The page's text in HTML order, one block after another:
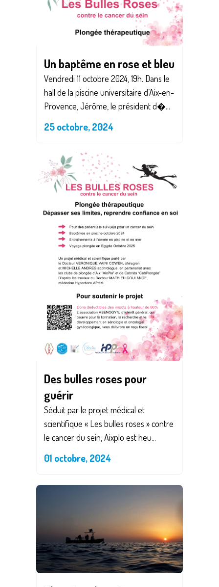
Un baptême en rose et bleu
Vendredi 11 octobre 2024, 19h. Dans le
hall de la piscine universitaire d’Aix-en-
Provence, Jérôme, le président d�...
25 octobre, 2024
Des bulles roses pour
guérir
Séduit par le projet médical et
scientifique « Les bulles roses » contre
le cancer du sein, Aixplo est heu...
01 octobre, 2024